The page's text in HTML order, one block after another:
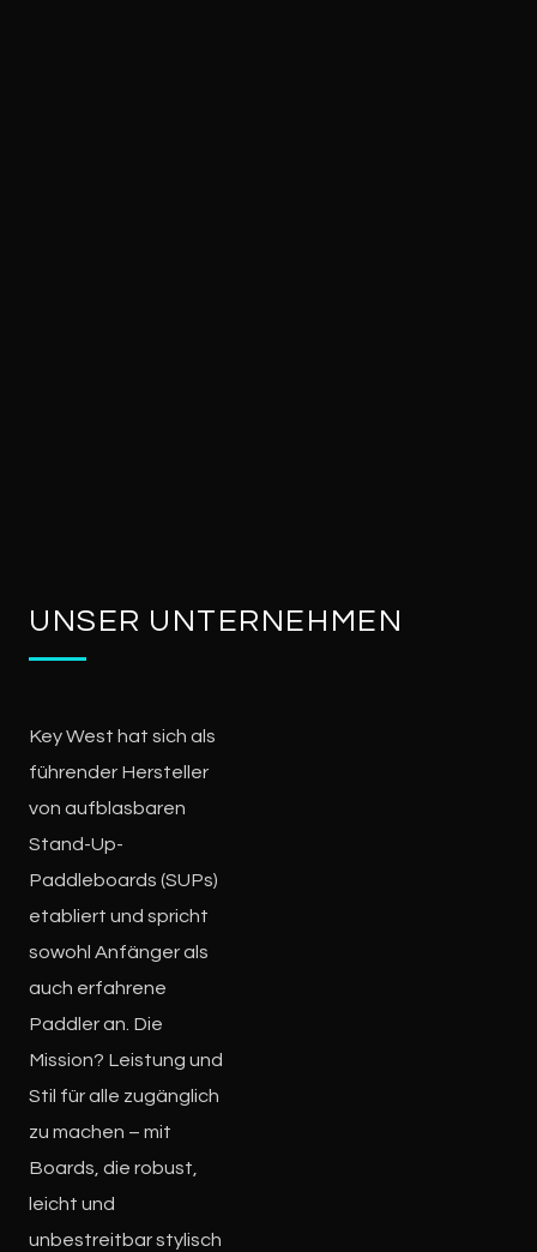
UNSER UNTERNEHMEN
Key West hat sich als
führender Hersteller
von aufblasbaren
Stand-Up-
Paddleboards (SUPs)
etabliert und spricht
sowohl Anfänger als
auch erfahrene
Paddler an. Die
Mission? Leistung und
Stil für alle zugänglich
zu machen – mit
Boards, die robust,
leicht und
unbestreitbar stylisch